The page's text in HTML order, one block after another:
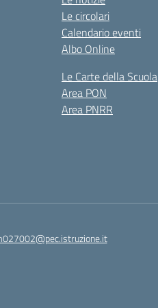
Le circolari
Calendario eventi
Albo Online
Le Carte della Scuola
Area PON
Area PNRR